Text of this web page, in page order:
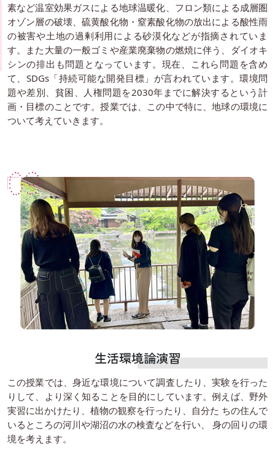
素など温室効果ガスによる地球温暖化、フロン類による成層圏
オゾン層の破壊、硫黄酸化物・窒素酸化物の放出による酸性雨
の被害や土地の過剰利用による砂漠化などが指摘されていま
す。また大量の一般ゴミや産業廃棄物の燃焼に伴う、ダイオキ
シンの排出も問題となっています。現在、これら問題を含め
て、SDGs「持続可能な開発目標」が言われています。環境問
題や差別、貧困、人権問題を2030年までに解決するという計
画・目標のことです。授業では、この中で特に、地球の環境に
ついて考えていきます。
生活環境論演習
この授業では、身近な環境について調査したり、実験を行った
りして、より深く知ることを目的にしています。例えば、野外
実習に出かけたり、植物の観察を行ったり、自分た ちの住んで
いるところの河川や湖沼の水の検査などを行い、 身の回りの環
境を考えます。
09